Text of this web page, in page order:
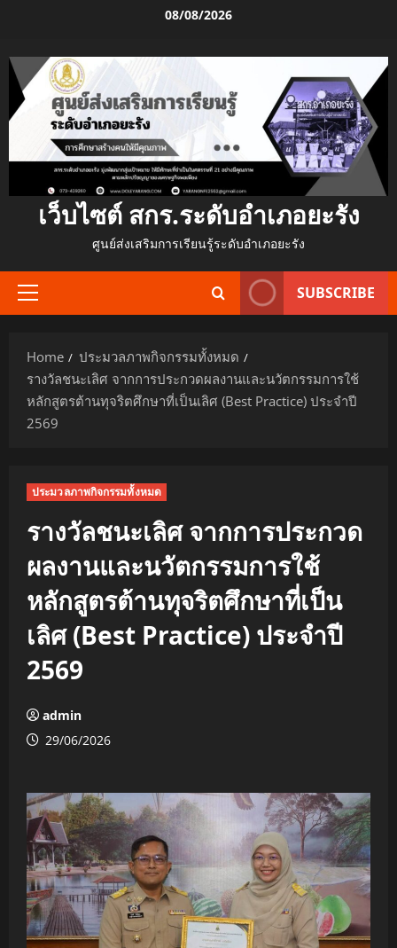
content
08/08/2026
เว็บไซต์ สกร.ระดับอำเภอยะรัง
ศูนย์ส่งเสริมการเรียนรู้ระดับอำเภอยะรัง
Primary
SUBSCRIBE
Home
ประมวลภาพกิจกรรมทั้งหมด
รางวัลชนะเลิศ จากการประกวดผลงานและนวัตกรรมการใช้
หลักสูตรต้านทุจริตศึกษาที่เป็นเลิศ (Best Practice) ประจำปี
2569
ประมวลภาพกิจกรรมทั้งหมด
รางวัลชนะเลิศ จากการประกวด
ผลงานและนวัตกรรมการใช้
หลักสูตรต้านทุจริตศึกษาที่เป็น
เลิศ (Best Practice) ประจำปี
2569
admin
29/06/2026